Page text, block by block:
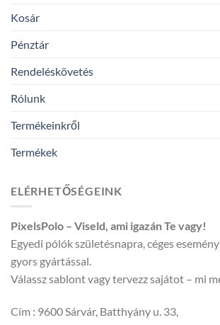
Kosár
Pénztár
Rendeléskövetés
Rólunk
Termékeinkről
Termékek
ELÉRHETŐSÉGEINK
PixelsPolo – Viseld, ami igazán Te vagy!
Egyedi pólók születésnapra, céges
gyors gyártással.
Válassz sablont vagy tervezz sajátot – mi
Cím : 9600 Sárvár, Batthyány u. 33,